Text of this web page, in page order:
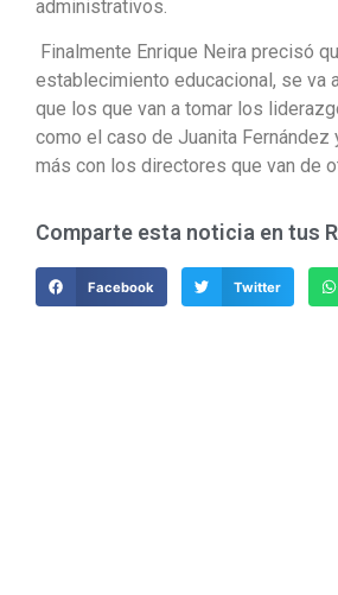
administrativos.
Finalmente Enrique Neira precisó
establecimiento educacional, se va
que los que van a tomar los
como el caso de Juanita Fernández
más con los directores que van de
Comparte esta noticia en tus
Facebook Twitter